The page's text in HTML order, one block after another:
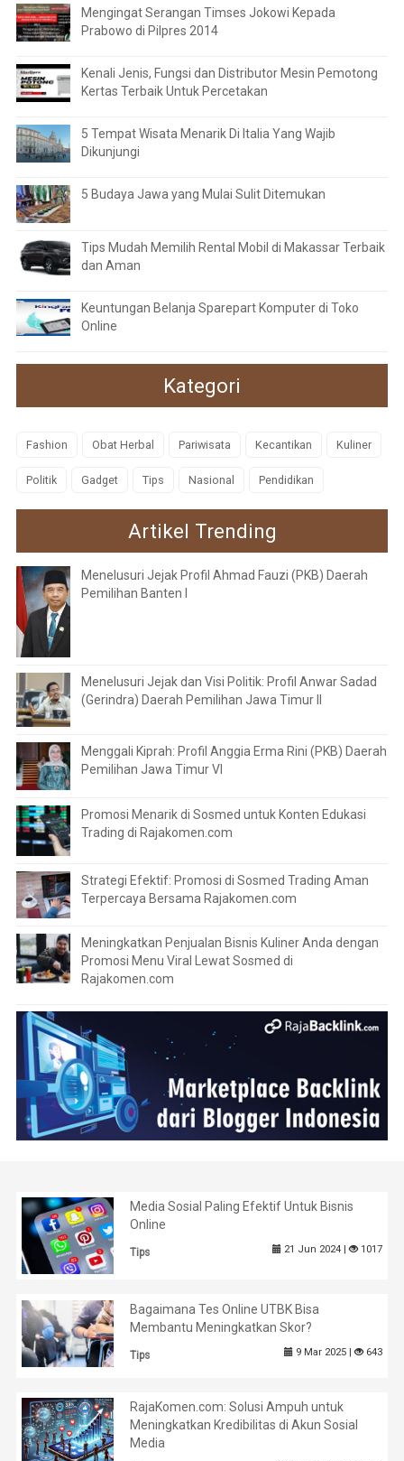
Mengingat Serangan Timses Jokowi Kepada
Prabowo di Pilpres 2014
Kenali Jenis, Fungsi dan Distributor Mesin Pemotong
Kertas Terbaik Untuk Percetakan
5 Tempat Wisata Menarik Di Italia Yang Wajib
Dikunjungi
5 Budaya Jawa yang Mulai Sulit Ditemukan
Tips Mudah Memilih Rental Mobil di Makassar Terbaik
dan Aman
Keuntungan Belanja Sparepart Komputer di Toko
Online
Kategori
Fashion Obat Herbal Pariwisata Kecantikan Kuliner
Politik Gadget Tips Nasional Pendidikan
Artikel Trending
Menelusuri Jejak Profil Ahmad Fauzi (PKB) Daerah
Pemilihan Banten I
Menelusuri Jejak dan Visi Politik: Profil Anwar Sadad
(Gerindra) Daerah Pemilihan Jawa Timur II
Menggali Kiprah: Profil Anggia Erma Rini (PKB) Daerah
Pemilihan Jawa Timur VI
Promosi Menarik di Sosmed untuk Konten Edukasi
Trading di Rajakomen.com
Strategi Efektif: Promosi di Sosmed Trading Aman
Terpercaya Bersama Rajakomen.com
Meningkatkan Penjualan Bisnis Kuliner Anda dengan
Promosi Menu Viral Lewat Sosmed di
Rajakomen.com
Media Sosial Paling Efektif Untuk Bisnis
Online
Tips 21 Jun 2024 | 1017
Bagaimana Tes Online UTBK Bisa
Membantu Meningkatkan Skor?
Tips 9 Mar 2025 | 643
RajaKomen.com: Solusi Ampuh untuk
Meningkatkan Kredibilitas di Akun Sosial
Media